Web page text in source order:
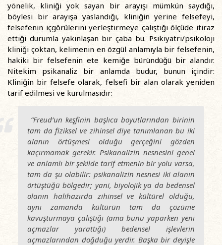
yönelik, kliniği yok sayan bir arayışı mümkün saydığı,
böylesi bir arayışa yaslandığı, kliniğin yerine felsefeyi,
felsefenin içgörülerini yerleştirmeye çalıştığı ölçüde itiraz
ettiği durumla yakınlaşan bir çaba bu. Psikiyatri/psikoloji
kliniği çoktan, kelimenin en özgül anlamıyla bir felsefenin,
hakiki bir felsefenin ete kemiğe büründüğü bir alandır.
Nitekim psikanaliz bir anlamda budur, bunun içindir:
Kliniğin bir felsefe olarak, felsefi bir alan olarak yeniden
tarif edilmesi ve kurulmasıdır:
“Freud’un keşfinin başlıca boyutlarından birinin
tam da fiziksel ve zihinsel diye tanımlanan bu iki
alanın örtüşmesi olduğu gerçeğini gözden
kaçırmamak gerekir. Psikanalizin nesnesini genel
ve anlamlı bir şekilde tarif etmenin bir yolu varsa,
tam da şu olabilir: psikanalizin nesnesi iki alanın
örtüştüğü bölgedir; yani, biyolojik ya da bedensel
olanın halihazırda zihinsel ve kültürel olduğu,
aynı zamanda kültürün tam da çözüme
kavuşturmaya çalıştığı (ama bunu yaparken yeni
açmazlar yarattığı) bedensel işlevlerin
açmazlarından doğduğu yerdir. Başka bir deyişle